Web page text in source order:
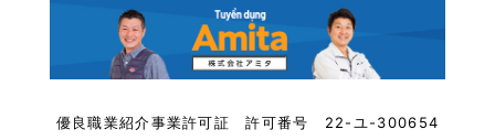
優良職業紹介事業許可証 許可番号 22-ユ-300654